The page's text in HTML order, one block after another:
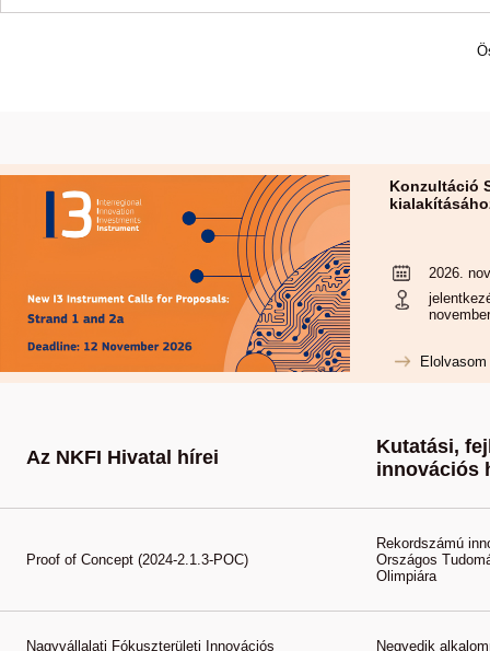
Konzultáció
2026.
Elolvasom
Az NKFI Hivatal hírei
Kutatási,
innovációs
Proof of Concept (2024-2.1.3-POC)
Rekordszámú
Országos
Olimpiára
Nagyvállalati Fókuszterületi Innovációs Negyedik